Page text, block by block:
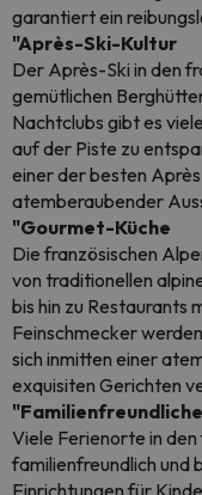
garantiert ein
"Après-Ski-Kultur
Der Après-Ski in den
gemütlichen
Nachtclubs gibt es
auf der Piste zu
einer der besten
atemberaubender
"Gourmet-Küche
Die französischen
von traditionellen
bis hin zu Restaurants
Feinschmecker
sich inmitten einer
exquisiten Gerichten
Viele Ferienorte in
familienfreundlich und
Einrichtungen für